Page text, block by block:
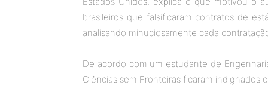
brasileiros que falsificaram contratos de
analisando minuciosamente cada
De acordo com um estudante de
Ciências sem Fronteiras ficaram indignados